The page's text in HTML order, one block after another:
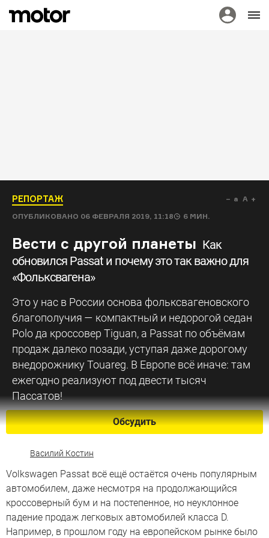
РЕПОРТАЖ
ОПУБЛИКОВАНО 06 ФЕВРАЛЯ 2019, 11:18 6 МИН.
a A
Вести с другой планеты Как
обновился Passat и почему это так важно для
«Фольксвагена»
Это у нас в России основа фольксвагеновского
благополучия — компактный и недорогой седан
Polo да кроссовер Tiguan, а Passat по объёмам
продаж далеко позади, уступая даже дорогому
внедорожнику Touareg. В Европе всё иначе: там
ежегодно реализуют под двести тысяч
Пассатов!
Обсудить
Василий Костин
Volkswagen Passat всё ещё остаётся очень популярным
автомобилем, даже несмотря на продолжающийся
кроссоверный бум и на постепенное, но неуклонное
падение продаж легковых автомобилей класса D.
Например, в прошлом году на европейском рынке было